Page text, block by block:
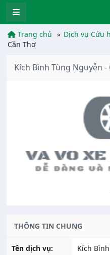
Trang chủ Dịch vụ Cứu
Cần Thơ
Kích Bình Tùng Nguyễn -
THÔNG TIN CHUNG
Tên dịch vụ: Kích